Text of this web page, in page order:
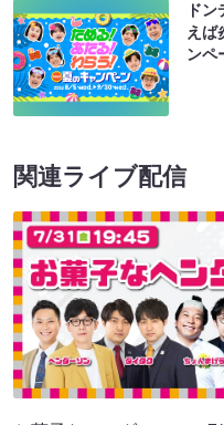
ド
えば
ンペ
関連ライブ配信